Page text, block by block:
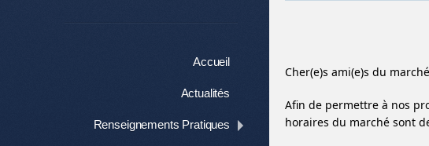
Accueil
Actualités
Renseignements Pratiques
Cher(e)s ami(e)s du
Afin de permettre à nos
horaires du marché sont